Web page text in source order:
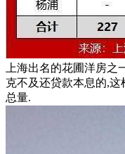
上海出名的花圃洋房
克不及还贷款本息的,
总量.